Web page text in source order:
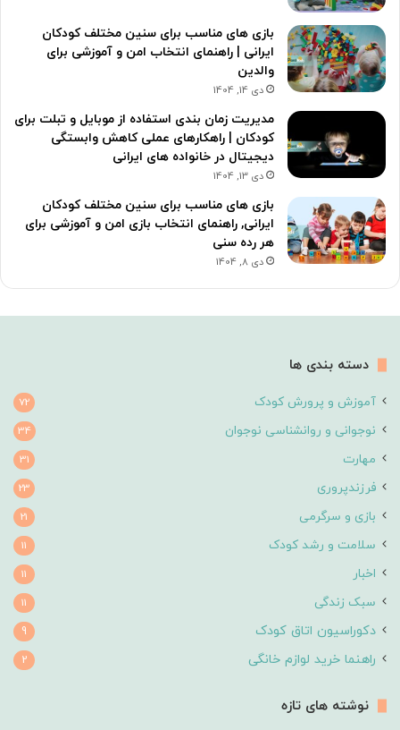
بازی های مناسب برای سنین مختلف کودکان
ایرانی | راهنمای انتخاب امن و آموزشی برای
والدین
دی 14, 1404
مدیریت زمان بندی استفاده از موبایل و تبلت برای
کودکان | راهکارهای عملی کاهش وابستگی
دیجیتال در خانواده های ایرانی
دی 13, 1404
بازی های مناسب برای سنین مختلف کودکان
ایرانی, راهنمای انتخاب بازی امن و آموزشی برای
هر رده سنی
دی 8, 1404
دسته بندی ها
آموزش و پرورش کودک 72
نوجوانی و روانشناسی نوجوان 34
مهارت 31
فرزندپروری 23
بازی و سرگرمی 21
سلامت و رشد کودک 11
اخبار 11
سبک زندگی 11
دکوراسیون اتاق کودک 9
راهنما خرید لوازم خانگی 2
نوشته های تازه